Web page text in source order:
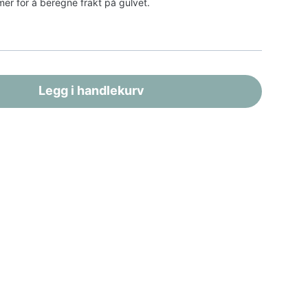
Legg i handlekurv